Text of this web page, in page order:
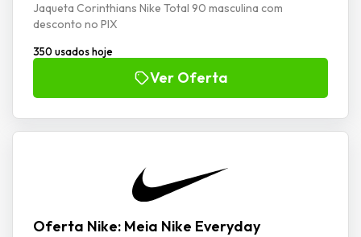
Jaqueta Corinthians Nike Total 90 masculina com
desconto no PIX
350 usados hoje
Ver Oferta
Oferta Nike: Meia Nike Everyday